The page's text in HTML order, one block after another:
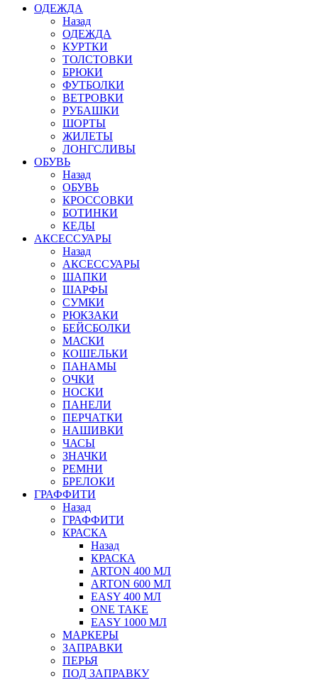
ОДЕЖДА
Назад
ОДЕЖДА
КУРТКИ
ТОЛСТОВКИ
БРЮКИ
ФУТБОЛКИ
ВЕТРОВКИ
РУБАШКИ
ШОРТЫ
ЖИЛЕТЫ
ЛОНГСЛИВЫ
ОБУВЬ
Назад
ОБУВЬ
КРОССОВКИ
БОТИНКИ
КЕДЫ
АКСЕССУАРЫ
Назад
АКСЕССУАРЫ
ШАПКИ
ШАРФЫ
СУМКИ
РЮКЗАКИ
БЕЙСБОЛКИ
МАСКИ
КОШЕЛЬКИ
ПАНАМЫ
ОЧКИ
НОСКИ
ПАНЕЛИ
ПЕРЧАТКИ
НАШИВКИ
ЧАСЫ
ЗНАЧКИ
РЕМНИ
БРЕЛОКИ
ГРАФФИТИ
Назад
ГРАФФИТИ
КРАСКА
Назад
КРАСКА
ARTON 400 МЛ
ARTON 600 МЛ
EASY 400 МЛ
ONE TAKE
EASY 1000 МЛ
МАРКЕРЫ
ЗАПРАВКИ
ПЕРЬЯ
ПОД ЗАПРАВКУ